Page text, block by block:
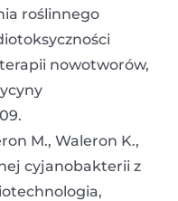
roślinnego
nowotworów,
M., Waleron K.,
cyjanobakterii z